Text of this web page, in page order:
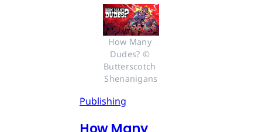
How Many
Dudes? ©
Butterscotch
Shenanigans
Publishing